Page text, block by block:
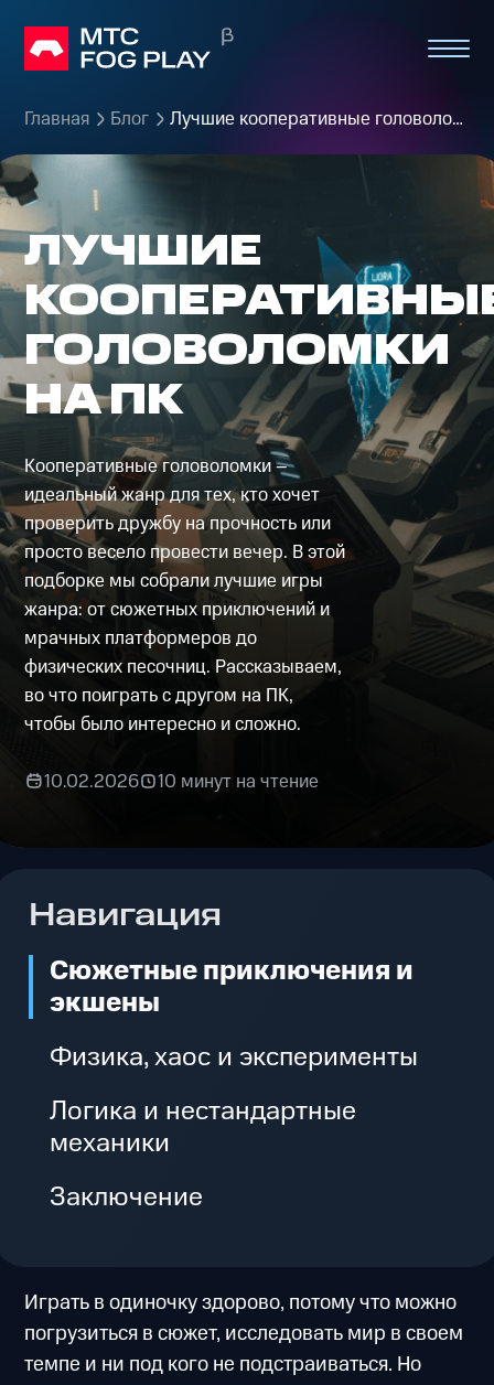
Главная Блог Лучшие кооперативные головоломки на ПК
ЛУЧШИЕ
ГОЛОВОЛОМКИ
НА ПК
Кооперативные головоломки –
идеальный жанр для тех, кто хочет
проверить дружбу на прочность или
просто весело провести вечер. В этой
подборке мы собрали лучшие игры
жанра: от сюжетных приключений и
мрачных платформеров до
физических песочниц. Рассказываем,
во что поиграть с другом на ПК,
чтобы было интересно и сложно.
10.02.2026 10 минут на чтение
Навигация
Сюжетные приключения и
экшены
Физика, хаос и эксперименты
Логика и нестандартные
механики
Заключение
Играть в одиночку здорово, потому что можно
погрузиться в сюжет, исследовать мир в своем
темпе и ни под кого не подстраиваться. Но